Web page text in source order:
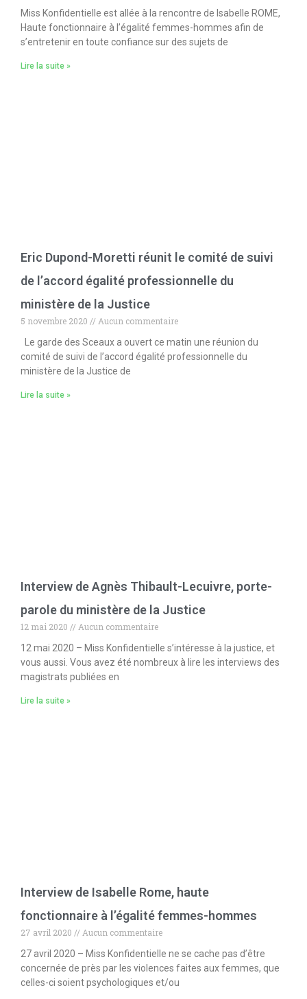
Miss Konfidentielle est allée à la rencontre de Isabelle ROME,
Haute fonctionnaire à l’égalité femmes-hommes afin de
s’entretenir en toute confiance sur des sujets de
Lire la suite »
Eric Dupond-Moretti réunit le comité de suivi
de l’accord égalité professionnelle du
ministère de la Justice
5 novembre 2020
Aucun commentaire
Le garde des Sceaux a ouvert ce matin une réunion du
comité de suivi de l’accord égalité professionnelle du
ministère de la Justice de
Lire la suite »
Interview de Agnès Thibault-Lecuivre, porte-
parole du ministère de la Justice
12 mai 2020
Aucun commentaire
12 mai 2020 – Miss Konfidentielle s’intéresse à la justice, et
vous aussi. Vous avez été nombreux à lire les interviews des
magistrats publiées en
Lire la suite »
Interview de Isabelle Rome, haute
fonctionnaire à l’égalité femmes-hommes
27 avril 2020
Aucun commentaire
27 avril 2020 – Miss Konfidentielle ne se cache pas d’être
concernée de près par les violences faites aux femmes, que
celles-ci soient psychologiques et/ou